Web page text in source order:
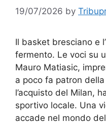
19/07/2026 by
Il basket bresciano e
fermento. Le voci su
Mauro Matiasic,
a poco fa patron
l’acquisto del Milan,
sportivo locale. Una
accade nel mondo